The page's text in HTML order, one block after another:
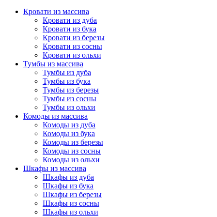
Кровати из массива
Кровати из дуба
Кровати из бука
Кровати из березы
Кровати из сосны
Кровати из ольхи
Тумбы из массива
Тумбы из дуба
Тумбы из бука
Тумбы из березы
Тумбы из сосны
Тумбы из ольхи
Комоды из массива
Комоды из дуба
Комоды из бука
Комоды из березы
Комоды из сосны
Комоды из ольхи
Шкафы из массива
Шкафы из дуба
Шкафы из бука
Шкафы из березы
Шкафы из сосны
Шкафы из ольхи